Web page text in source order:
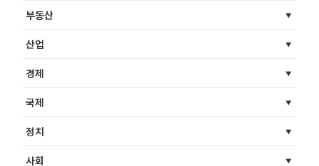
부동산
산업
경제
국제
정치
사회